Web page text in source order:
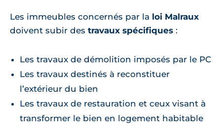
Les immeubles concernés par la loi Malraux
doivent subir des travaux spécifiques :
Les travaux de démolition imposés par le PC
Les travaux destinés à reconstituer
l’extérieur du bien
Les travaux de restauration et ceux visant à
transformer le bien en logement habitable